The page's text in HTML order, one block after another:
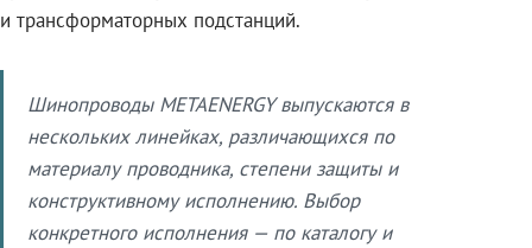
и трансформаторных подстанций.
Шинопроводы METAENERGY выпускаются в
нескольких линейках, различающихся по
материалу проводника, степени защиты и
конструктивному исполнению. Выбор
конкретного исполнения — по каталогу и